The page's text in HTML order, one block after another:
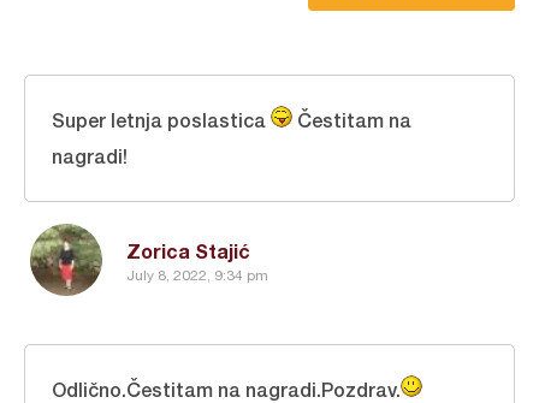
Zorica Stajić
July 8, 2022, 9:34 pm
Super letnja poslastica
Čestitam na
nagradi!
Odlično.Čestitam na nagradi.Pozdrav.